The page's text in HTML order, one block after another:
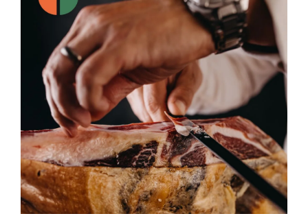
hvězdiček.